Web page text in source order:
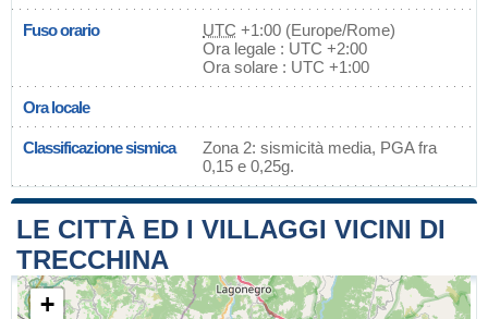
Fuso orario UTC +1:00 (Europe/Rome)
Ora legale : UTC +2:00
Ora solare : UTC +1:00
Ora locale
Classificazione sismica
Zona 2: sismicità media, PGA fra
0,15 e 0,25g.
LE CITTÀ ED I VILLAGGI VICINI DI
TRECCHINA
+